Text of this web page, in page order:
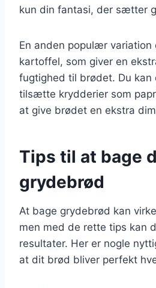
kun din fantasi, der sætter
En anden populær variation
kartoffel, som giver en
fugtighed til brødet. Du kan
tilsætte krydderier som
at give brødet en ekstra
Tips til at bage
grydebrød
At bage grydebrød kan
men med de rette tips kan
resultater. Her er nogle
at dit brød bliver perfekt